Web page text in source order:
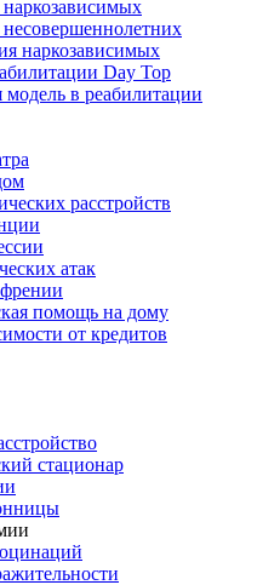
наркозависимых
Day Top
в реабилитации
расстройств
атак
помощь на дому
от кредитов
стационар